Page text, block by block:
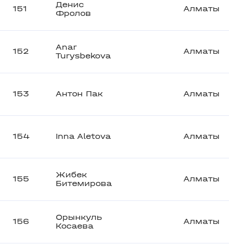
151
Денис
Фролов
Алматы
152
Anar
Turysbekova
Алматы
153 Антон Пак Алматы
154 Inna Aletova Алматы
155
Жибек
Битемирова
Алматы
156
Орынкуль
Косаева
Алматы